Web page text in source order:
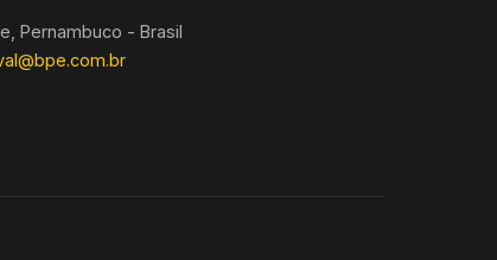
Pernambuco - Brasil